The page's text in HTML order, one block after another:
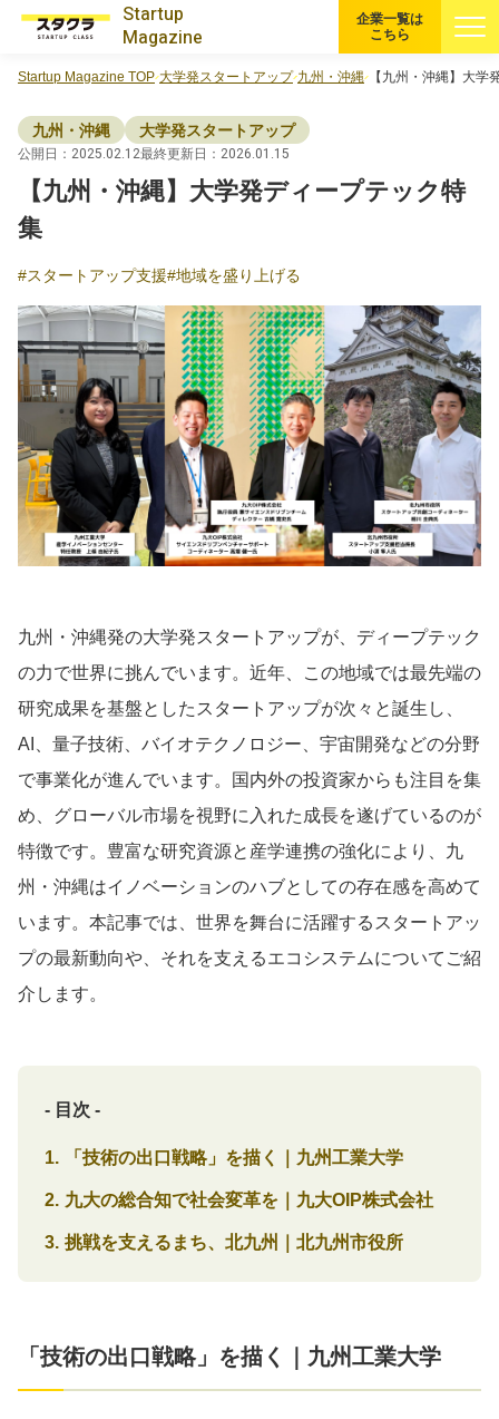
Startup
Magazine
注目スタートアップ
イベント・セミナー
特集記事
CEOインタビュー
転職
大学発スタートアップ
導入事例
Startup Magazine
企業一覧は
こちら
Startup Magazine TOP 大学発スタートアップ 九州・沖縄 【九州・沖縄】大学
九州・沖縄 大学発スタートアップ
公開日：2025.02.12最終更新日：2026.01.15
【九州・沖縄】大学発ディープテック特
集
スタートアップ支援 地域を盛り上げる
九州・沖縄発の大学発スタートアップが、ディープテック
の力で世界に挑んでいます。近年、この地域では最先端の
研究成果を基盤としたスタートアップが次々と誕生し、
AI、量子技術、バイオテクノロジー、宇宙開発などの分野
で事業化が進んでいます。国内外の投資家からも注目を集
め、グローバル市場を視野に入れた成長を遂げているのが
特徴です。豊富な研究資源と産学連携の強化により、九
州・沖縄はイノベーションのハブとしての存在感を高めて
います。本記事では、世界を舞台に活躍するスタートアッ
プの最新動向や、それを支えるエコシステムについてご紹
介します。
- 目次 -
「技術の出口戦略」を描く｜九州工業大学
九大の総合知で社会変革を｜九大OIP株式会社
挑戦を支えるまち、北九州｜北九州市役所
「技術の出口戦略」を描く｜九州工業大学